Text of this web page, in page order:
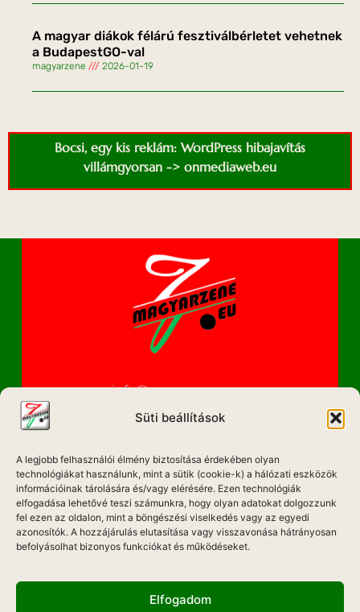
Süti beállítások
A legjobb felhasználói élmény biztosítása érdekében olyan
technológiákat használunk, mint a sütik (cookie-k) a hálózati eszközök
információinak tárolására és/vagy elérésére. Ezen technológiák
elfogadása lehetővé teszi számunkra, hogy olyan adatokat dolgozzunk
fel ezen az oldalon, mint a böngészési viselkedés vagy az egyedi
azonosítók. A hozzájárulás elutasítása vagy visszavonása hátrányosan
befolyásolhat bizonyos funkciókat és működéseket.
Elfogadom
A magyar diákok félárú fesztiválbérletet vehetnek
a BudapestGO-val
magyarzene 2026-01-19
Bocsi, egy kis reklám: WordPress hibajavítás
villámgyorsan -> onmediaweb.eu
info@magyarzene.eu
IMPRESSZUM
ETIKAI KÓDEX
MÉDIA AJÁNLAT
ADATKEZELÉSI NYILATKOZAT